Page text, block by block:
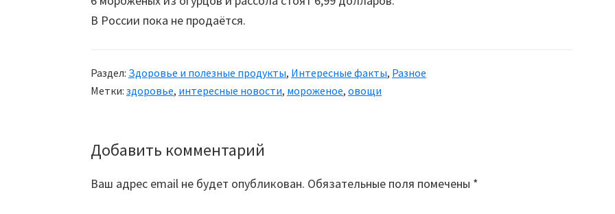
В России пока не продаётся.
Раздел: Здоровье и полезные продукты, Интересные факты, Разное
Метки: здоровье, интересные новости, мороженое, овощи
Reader
Interactions
Добавить комментарий
Ваш адрес email не будет опубликован. Обязательные поля помечены *